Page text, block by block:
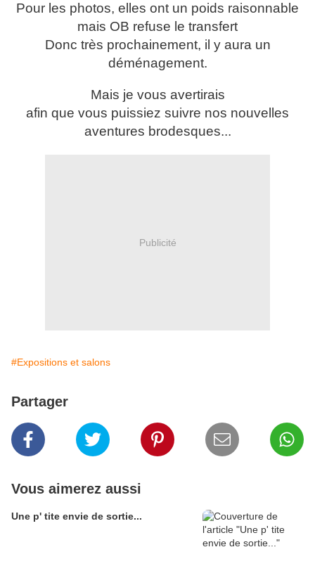
Pour les photos, elles ont un poids raisonnable
mais OB refuse le transfert
Donc très prochainement, il y aura un
déménagement.
Mais je vous avertirais
afin que vous puissiez suivre nos nouvelles
aventures brodesques...
Publicité
#Expositions et salons
Partager
Vous aimerez aussi
Une p' tite envie de sortie...